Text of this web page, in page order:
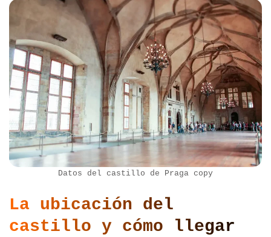
Datos del castillo de Praga copy
La ubicación del
castillo y cómo llegar